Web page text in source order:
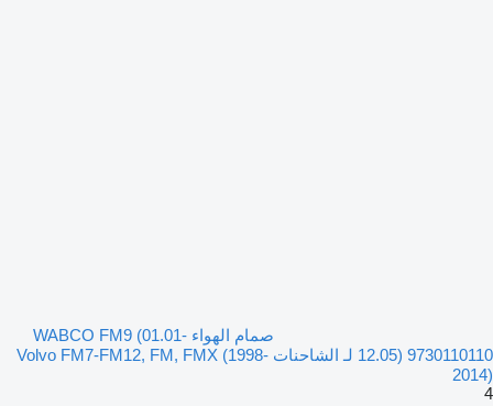
صمام الهواء WABCO FM9 (01.01-
12.05) 9730110110 لـ الشاحنات Volvo FM7-FM12, FM, FMX (1998-
2014)
4